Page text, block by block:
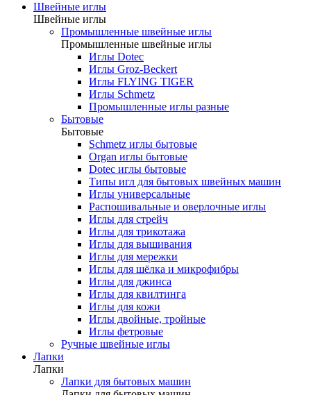
Швейные иглы
Швейные иглы
Промышленные швейные иглы
Промышленные швейные иглы
Иглы Dotec
Иглы Groz-Beckert
Иглы FLYING TIGER
Иглы Schmetz
Промышленные иглы разные
Бытовые
Бытовые
Schmetz иглы бытовые
Organ иглы бытовые
Dotec иглы бытовые
Типы игл для бытовых швейных машин
Иглы универсальные
Распошивальные и оверлочные иглы
Иглы для стрейч
Иглы для трикотажа
Иглы для вышивания
Иглы для мережки
Иглы для шёлка и микрофибры
Иглы для джинса
Иглы для квилтинга
Иглы для кожи
Иглы двойные, тройные
Иглы фетровые
Ручные швейные иглы
Лапки
Лапки
Лапки для бытовых машин